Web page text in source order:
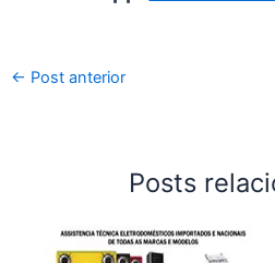
← Post anterior
Posts